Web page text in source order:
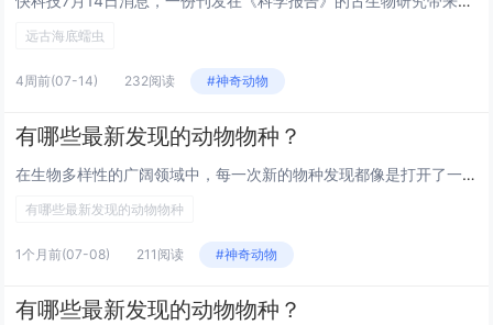
远古海底蠕虫
4周前(07-14) 232阅读 #神奇动物
有哪些最新发现的动物物种？
在生物多样性的广阔领域中，每一次新的物种发现都像是打开了一扇通向未知世界的窗户。最近，科学家们在地球的各个角落发现了一些...
有哪些最新发现的动物物种
1个月前(07-08) 211阅读 #神奇动物
有哪些最新发现的动物物种？